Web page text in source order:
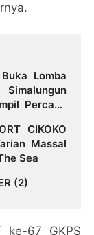
Lomba
Percaya
CIKOKO
Massal
Sea
(2)
ke-67 GKPS